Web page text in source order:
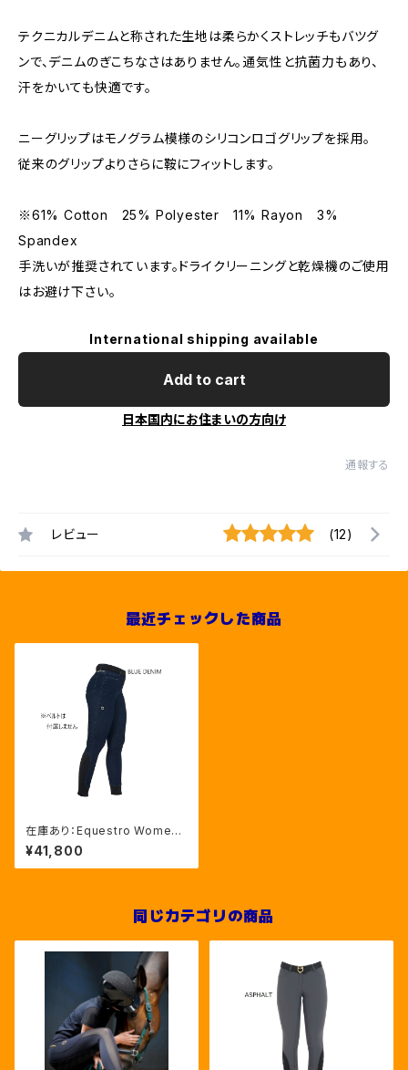
テクニカルデニムと称された生地は柔らかくストレッチもバツグ
ンで、デニムのぎこちなさはありません。通気性と抗菌力もあり、
汗をかいても快適です。
ニーグリップはモノグラム模様のシリコンロゴグリップを採用。
従来のグリップよりさらに鞍にフィットします。
※61% Cotton 25% Polyester 11% Rayon 3%
Spandex
手洗いが推奨されています。ドライクリーニングと乾燥機のご使用
はお避け下さい。
International shipping available
Add to cart
日本国内にお住まいの方向け
通報する
レビュー (12)
最近チェックした商品
在庫あり：Equestro Wome
n's デニムキュロット ニーグリッ
プ（ETW00318)
¥41,800
同じカテゴリの商品